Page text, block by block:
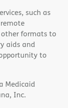
such as
formats to
aids and
to
Medicaid
Inc.